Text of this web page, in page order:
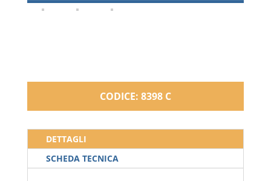
CODICE: 8398 C
DETTAGLI
SCHEDA TECNICA